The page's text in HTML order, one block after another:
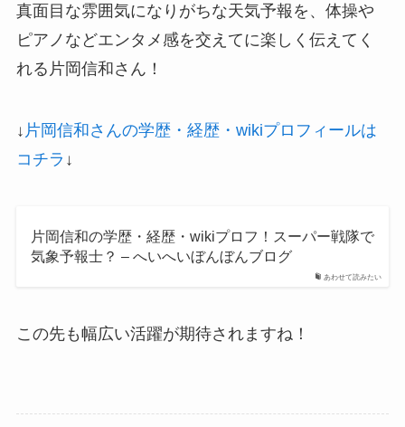
真面目な雰囲気になりがちな天気予報を、体操や
ピアノなどエンタメ感を交えてに楽しく伝えてく
れる片岡信和さん！
↓ 片岡信和さんの学歴・経歴・wikiプロフィールは
コチラ ↓
あわせて読みたい
片岡信和の学歴・経歴・wikiプロフ！スーパー戦隊で
気象予報士？ – へいへいぼんぼんブログ
この先も幅広い活躍が期待されますね！